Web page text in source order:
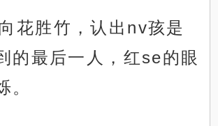
花胜竹，认出nv孩是
的最后一人，红se的眼
。